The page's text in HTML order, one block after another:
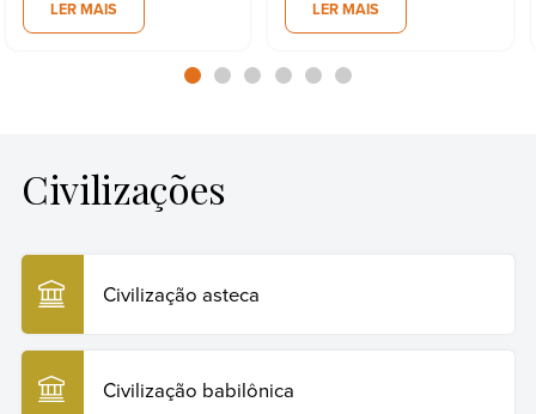
LER MAIS LER MAIS
Civilizações
Civilização asteca
Civilização babilônica